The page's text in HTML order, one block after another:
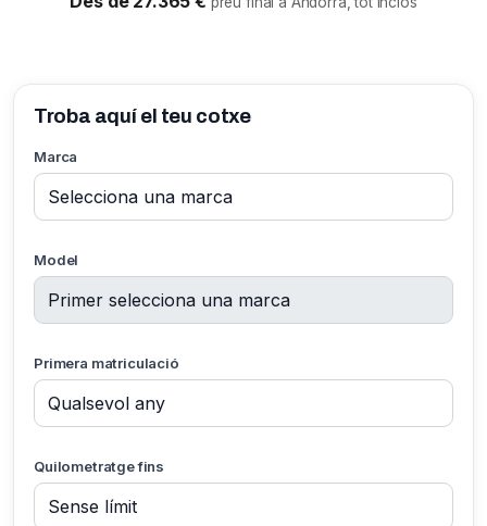
Troba aquí el teu cotxe
Marca
Model
Primera matriculació
Quilometratge fins